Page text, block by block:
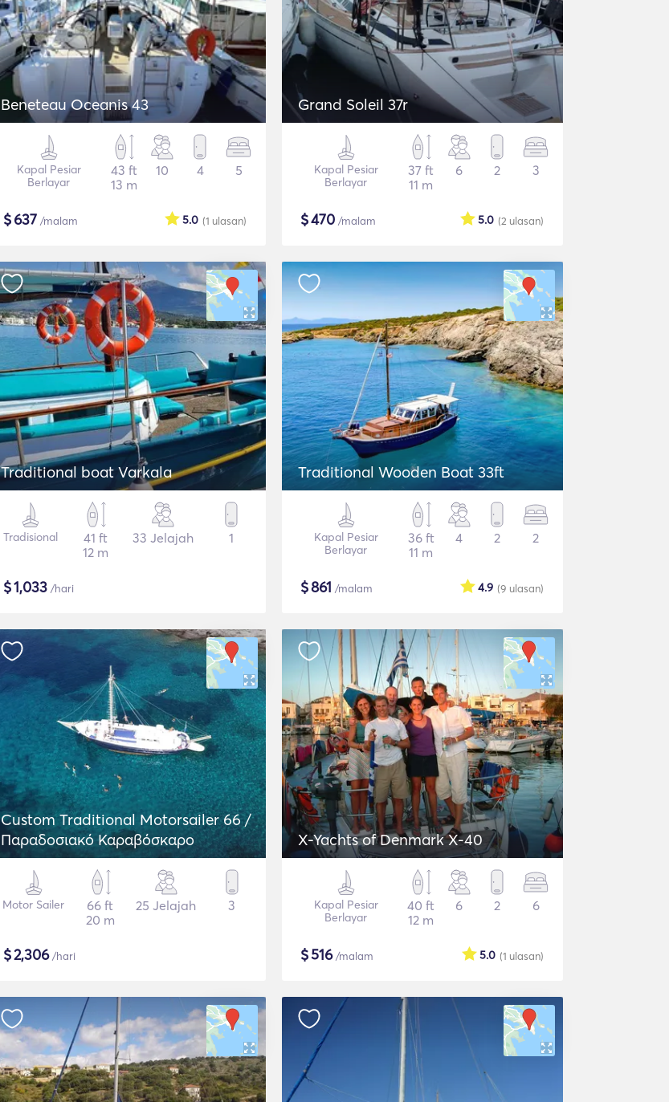
Beneteau Oceanis 43
Kapal Pesiar
Berlayar
43 ft
13 m
10 4 5
$637 /malam (1 ulasan)
5.0
Grand Soleil 37r
Kapal Pesiar
Berlayar
37 ft
11 m
6 2 3
$470 /malam (2 ulasan)
5.0
Traditional boat Varkala
Tradisional
41 ft
12 m
33 Jelajah 1
$1,033 /hari
Traditional Wooden Boat 33ft
Kapal Pesiar
Berlayar
36 ft
11 m
4 2 2
$861 /malam (9 ulasan)
4.9
Custom Traditional Motorsailer 66 /
Παραδοσιακό Καραβόσκαρο
Motor Sailer
66 ft
20 m
25 Jelajah 3
$2,306/hari
X-Yachts of Denmark X-40
Kapal Pesiar
Berlayar
40 ft
12 m
6 2 6
$516/malam (1 ulasan)
5.0